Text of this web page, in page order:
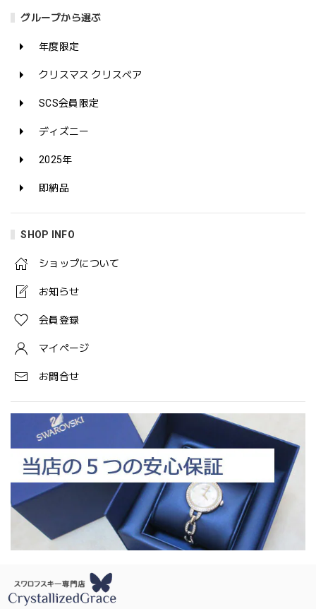
グループから選ぶ
年度限定
クリスマス クリスベア
SCS会員限定
ディズニー
2025年
即納品
SHOP INFO
ショップについて
お知らせ
会員登録
マイページ
お問合せ